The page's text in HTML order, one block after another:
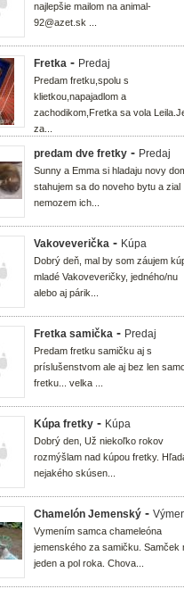
najlepšie mailom na animal-
92@azet.sk ...
Fretka - Predaj
Predam fretku,spolu s
klietkou,napajadlom a
zachodikom,Fretka sa vola
za...
predam dve fretky - Predaj
Sunny a Emma si hladaju novy
stahujem sa do noveho bytu a zial
nemozem ich...
Vakoveverička - Kúpa
Dobrý deň, mal by som záujem
mladé Vakoveveričky, jedného/nu
alebo aj párik...
Fretka samička - Predaj
Predam fretku samičku aj s
príslušenstvom ale aj bez len
fretku... velka ...
Kúpa fretky - Kúpa
Dobrý den, Už niekoľko rokov
rozmýšlam nad kúpou fretky.
nejakého skúsen...
Chamelón Jemenský -
Vymením samca chameleóna
jemenského za samičku. Samček
jeden a pol roka. Chova...